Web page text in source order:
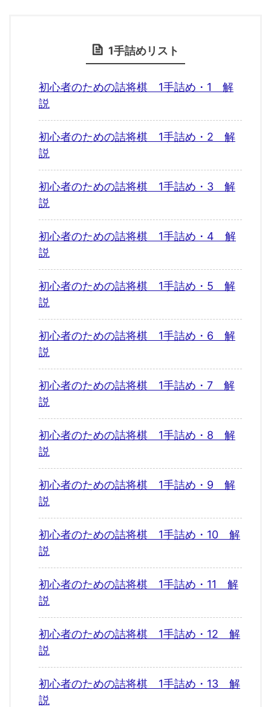
1手詰めリスト
初心者のための詰将棋 1手詰め・1 解
説
初心者のための詰将棋 1手詰め・2 解
説
初心者のための詰将棋 1手詰め・3 解
説
初心者のための詰将棋 1手詰め・4 解
説
初心者のための詰将棋 1手詰め・5 解
説
初心者のための詰将棋 1手詰め・6 解
説
初心者のための詰将棋 1手詰め・7 解
説
初心者のための詰将棋 1手詰め・8 解
説
初心者のための詰将棋 1手詰め・9 解
説
初心者のための詰将棋 1手詰め・10 解
説
初心者のための詰将棋 1手詰め・11 解
説
初心者のための詰将棋 1手詰め・12 解
説
初心者のための詰将棋 1手詰め・13 解
説